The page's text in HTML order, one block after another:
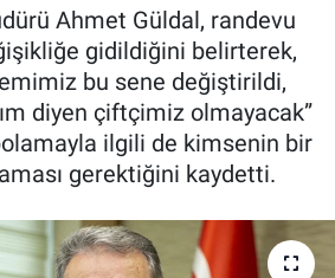
Ahmet Güldal, randevu
gidildiğini belirterek,
bu sene değiştirildi,
diyen çiftçimiz olmayacak”
ilgili de kimsenin bir
gerektiğini kaydetti.